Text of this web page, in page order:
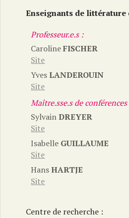
Enseignants de littérature
Professeur.e.s :
CarolineFISCHER
Site
YvesLANDEROUIN
Site
Maître.sse.s de
SylvainDREYER
Site
Isabelle GUILLAUME
Site
HansHARTJE
Site
Centre de recherche :